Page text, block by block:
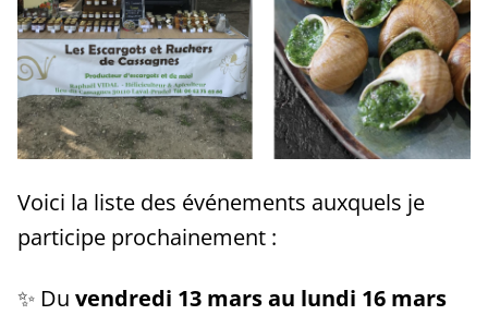
Voici la liste des événements auxquels je
participe prochainement :
✨ Du vendredi 13 mars au lundi 16 mars